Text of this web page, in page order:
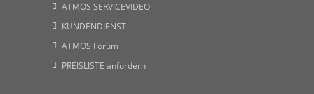
ATMOS SERVICEVIDEO
KUNDENDIENST
ATMOS Forum
PREISLISTE anfordern